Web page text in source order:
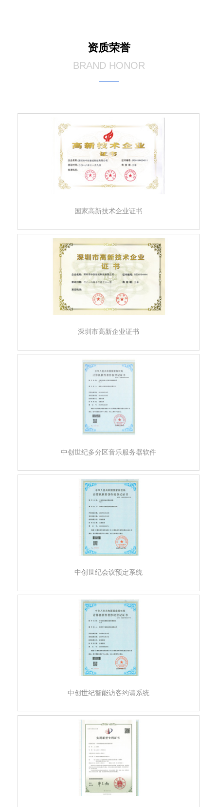
资质荣誉
BRAND HONOR
国家高新技术企业证书
深圳市高新企业证书
中创世纪多分区音乐服务器软件
中创世纪会议预定系统
中创世纪智能访客约请系统